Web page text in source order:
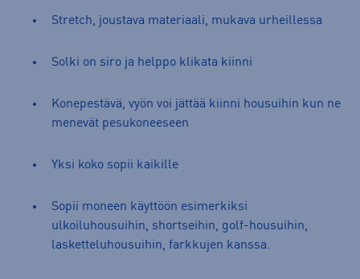
Stretch, joustava materiaali, mukava urheillessa
Solki on siro ja helppo klikata kiinni
Konepestävä, vyön voi jättää kiinni housuihin kun ne
menevät pesukoneeseen
Yksi koko sopii kaikille
Sopii moneen käyttöön esimerkiksi
ulkoiluhousuihin, shortseihin, golf-housuihin,
lasketteluhousuihin, farkkujen kanssa.